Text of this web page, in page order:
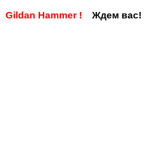
Gildan Hammer ! Ждем вас!